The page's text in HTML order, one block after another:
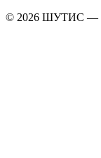
© 2026 ШУТИС —